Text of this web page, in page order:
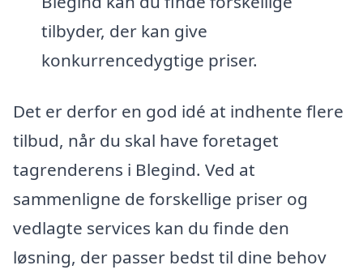
tilbyder, der kan give
konkurrencedygtige priser.
Det er derfor en god idé at indhente flere
tilbud, når du skal have foretaget
tagrenderens i Blegind. Ved at
sammenligne de forskellige priser og
vedlagte services kan du finde den
løsning, der passer bedst til dine behov